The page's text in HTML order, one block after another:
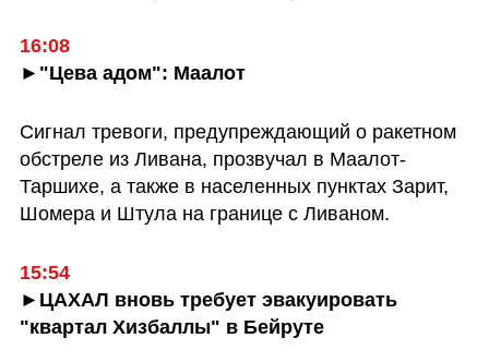
16:08
►"Цева адом": Маалот
Сигнал тревоги, предупреждающий о ракетном
обстреле из Ливана, прозвучал в Маалот-
Таршихе, а также в населенных пунктах Зарит,
Шомера и Штула на границе с Ливаном.
15:54
►ЦАХАЛ вновь требует эвакуировать
"квартал Хизбаллы" в Бейруте